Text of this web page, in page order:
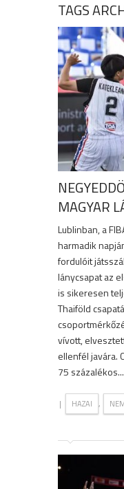
TAGS
MAGYAR
Lublinban, a
harmadik
fordulóit
lánycsapat az
is sikeresen
Thaiföld
vívott,
ellenfél javára.
75 százalékos...
| HAZAI ,